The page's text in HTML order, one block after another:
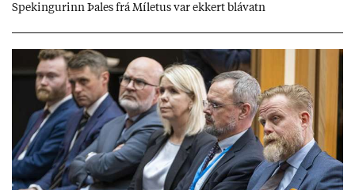
Spek­ing­ur­inn Þa­les frá Míletus var ekk­ert blá­vatn